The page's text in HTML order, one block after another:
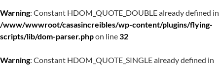
Warning: Constant HDOM_QUOTE_DOUBLE already defined in
/www/wwwroot/casasincreibles/wp-content/plugins/flying-
scripts/lib/dom-parser.phpon line32
Warning: Constant HDOM_QUOTE_SINGLE already defined in